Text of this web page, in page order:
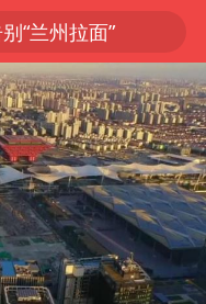
“兰州拉面”
以“新”破局 首发经济点亮城市消费活力
全胜
青海海西州茫崖市发生3.1级地震
新版全月地质图
陆地点更新
巡查组提问 工作人员偷用手机查答案